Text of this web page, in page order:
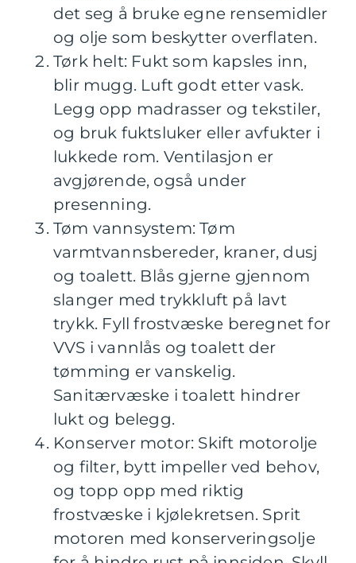
det seg å bruke egne rensemidler
og olje som beskytter overflaten.
Tørk helt: Fukt som kapsles inn,
blir mugg. Luft godt etter vask.
Legg opp madrasser og tekstiler,
og bruk fuktsluker eller avfukter i
lukkede rom. Ventilasjon er
avgjørende, også under
presenning.
Tøm vannsystem: Tøm
varmtvannsbereder, kraner, dusj
og toalett. Blås gjerne gjennom
slanger med trykkluft på lavt
trykk. Fyll frostvæske beregnet for
VVS i vannlås og toalett der
tømming er vanskelig.
Sanitærvæske i toalett hindrer
lukt og belegg.
Konserver motor: Skift motorolje
og filter, bytt impeller ved behov,
og topp opp med riktig
frostvæske i kjølekretsen. Sprit
motoren med konserveringsolje